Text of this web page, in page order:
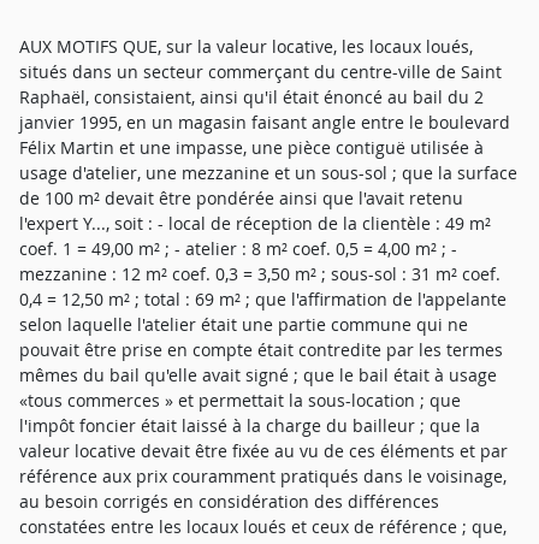
AUX MOTIFS QUE, sur la valeur locative, les locaux loués,
situés dans un secteur commerçant du centre-ville de Saint
Raphaël, consistaient, ainsi qu'il était énoncé au bail du 2
janvier 1995, en un magasin faisant angle entre le boulevard
Félix Martin et une impasse, une pièce contiguë utilisée à
usage d'atelier, une mezzanine et un sous-sol ; que la surface
de 100 m² devait être pondérée ainsi que l'avait retenu
l'expert Y..., soit : - local de réception de la clientèle : 49 m²
coef. 1 = 49,00 m² ; - atelier : 8 m² coef. 0,5 = 4,00 m² ; -
mezzanine : 12 m² coef. 0,3 = 3,50 m² ; sous-sol : 31 m² coef.
0,4 = 12,50 m² ; total : 69 m² ; que l'affirmation de l'appelante
selon laquelle l'atelier était une partie commune qui ne
pouvait être prise en compte était contredite par les termes
mêmes du bail qu'elle avait signé ; que le bail était à usage
«tous commerces » et permettait la sous-location ; que
l'impôt foncier était laissé à la charge du bailleur ; que la
valeur locative devait être fixée au vu de ces éléments et par
référence aux prix couramment pratiqués dans le voisinage,
au besoin corrigés en considération des différences
constatées entre les locaux loués et ceux de référence ; que,